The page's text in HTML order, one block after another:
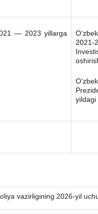
— 2023 yillarga
2021-
yildagi
vazirligining 2026-yil